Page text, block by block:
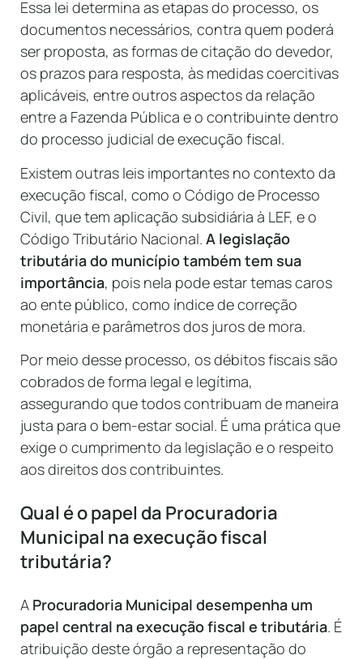
Essa lei determina as etapas do processo, os
documentos necessários, contra quem poderá
ser proposta, as formas de citação do devedor,
os prazos para resposta, às medidas coercitivas
aplicáveis, entre outros aspectos da relação
entre a Fazenda Pública e o contribuinte dentro
do processo judicial de execução fiscal.
Existem outras leis importantes no contexto da
execução fiscal, como o Código de Processo
Civil, que tem aplicação subsidiária à LEF, e o
Código Tributário Nacional. A legislação
tributária do município também tem sua
importância, pois nela pode estar temas caros
ao ente público, como índice de correção
monetária e parâmetros dos juros de mora.
Por meio desse processo, os débitos fiscais são
cobrados de forma legal e legítima,
assegurando que todos contribuam de maneira
justa para o bem-estar social. É uma prática que
exige o cumprimento da legislação e o respeito
aos direitos dos contribuintes.
Qual é o papel da Procuradoria
Municipal na execução fiscal
tributária?
A Procuradoria Municipal desempenha um
papel central na execução fiscal e tributária. É
atribuição deste órgão a representação do